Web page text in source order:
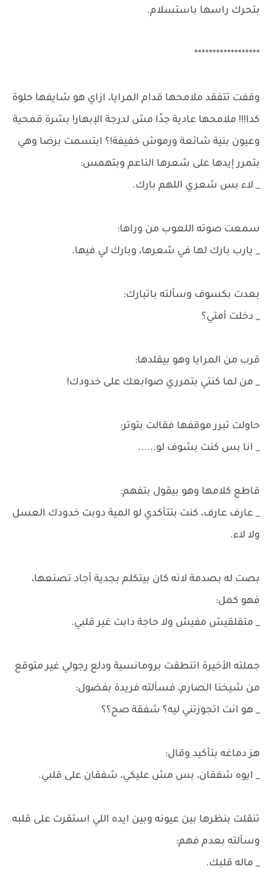
بتحرك راسها باستسلام.
******************
وقفت تتفقد ملامحها قدام المرايا، ازاي هو شايفها حلوة
كدا!!! ملامحها عادية جدًا مش لدرجة الإبهار! بشرة قمحية
وعيون بنية شائعة ورموش خفيفة!؟ ابتسمت برضا وهي
بتمرر إيدها على شعرها الناعم وبتهمس:
_ لاء بس شعري اللهم بارك.
سمعت صوته اللعوب من وراها:
_ يارب بارك لها في شعرها، وبارك لي فيها.
بعدت بكسوف وسألته باتبارك:
_ دخلت أمتي؟
قرب من المرايا وهو بيقلدها:
_ من لما كنتي بتمرري صوابعك على خدودك!
حاولت تبرر موقفها فقالت بتوتر:
_ انا بس كنت بشوف لو......
قاطع كلامها وهو بيقول بتفهم:
_ عارف عارف، كنت بتتأكدي لو المية دوبت خدودك العسل
ولا لاء.
بصت له بصدمة لانه كان بيتكلم بجدية أجاد تصنعها،
فهو كمل:
_ متقلقيش مفيش ولا حاجة دابت غير قلبي.
جملته الأخيرة اتنطقت برومانسية ودلع رجولي غير متوقع
من شيخنا الصارم، فسألته فريدة بفضول:
_ هو انت اتجوزتني ليه؟ شفقة صح؟؟
هز دماغه بتأكيد وقال:
_ ايوه شفقان، بس مش عليكي، شفقان على قلبي.
تنقلت بنظرها بين عيونه وبين ايده اللي استقرت على قلبه
وسألته بعدم فهم:
_ ماله قلبك.